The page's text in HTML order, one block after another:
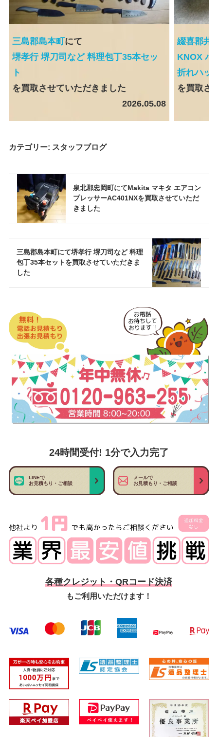
三島郡島本町にて
堺孝行 堺刀司など 料理包丁35本セッ
ト
を買取させていただきました
2026.05.08
綴喜郡井
KNOX パ
折れハッ
を買取さ
カテゴリー: スタッフブログ
泉北郡忠岡町にてMakita マキタ エアコン
プレッサーAC401NXを買取させていただ
きました
三島郡島本町にて堺孝行 堺刀司など 料理
包丁35本セットを買取させていただきま
した
24時間受付! 1分で入力完了
LINEで
お見積もり・ご相談
メールで
お見積もり・ご相談
各種クレジット・QRコード決済
もご利用いただけます！